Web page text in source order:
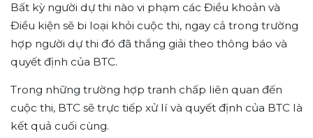
Bất kỳ người dự thi nào vi phạm các Điều khoản và
Điều kiện sẽ bi loại khỏi cuộc thi, ngay cả trong trường
hợp người dự thi đó đã thắng giải theo thông báo và
quyết định của BTC.
Trong những trường hợp tranh chấp liên quan đến
cuộc thi, BTC sẽ trực tiếp xử lí và quyết định của BTC là
kết quả cuối cùng.